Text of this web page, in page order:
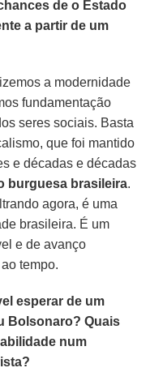
de o Estado
a partir de um
a modernidade
fundamentação
seres sociais. Basta
que foi mantido
e décadas e décadas
burguesa brasileira.
agora, é uma
brasileira. É um
e de avanço
tempo.
esperar de um
Bolsonaro? Quais
num